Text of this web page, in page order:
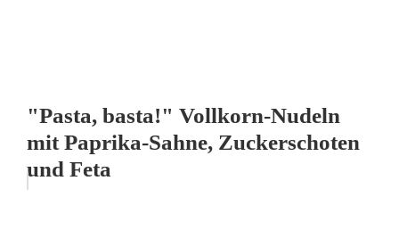
"Pasta, basta!" Vollkorn-Nudeln
mit Paprika-Sahne, Zuckerschoten
und Feta